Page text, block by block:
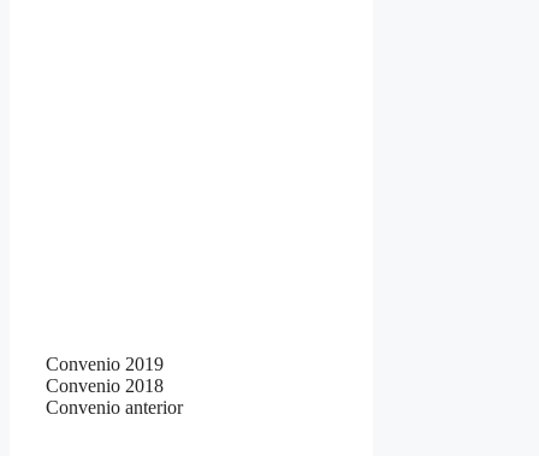
Convenio 2019
Convenio 2018
Convenio anterior